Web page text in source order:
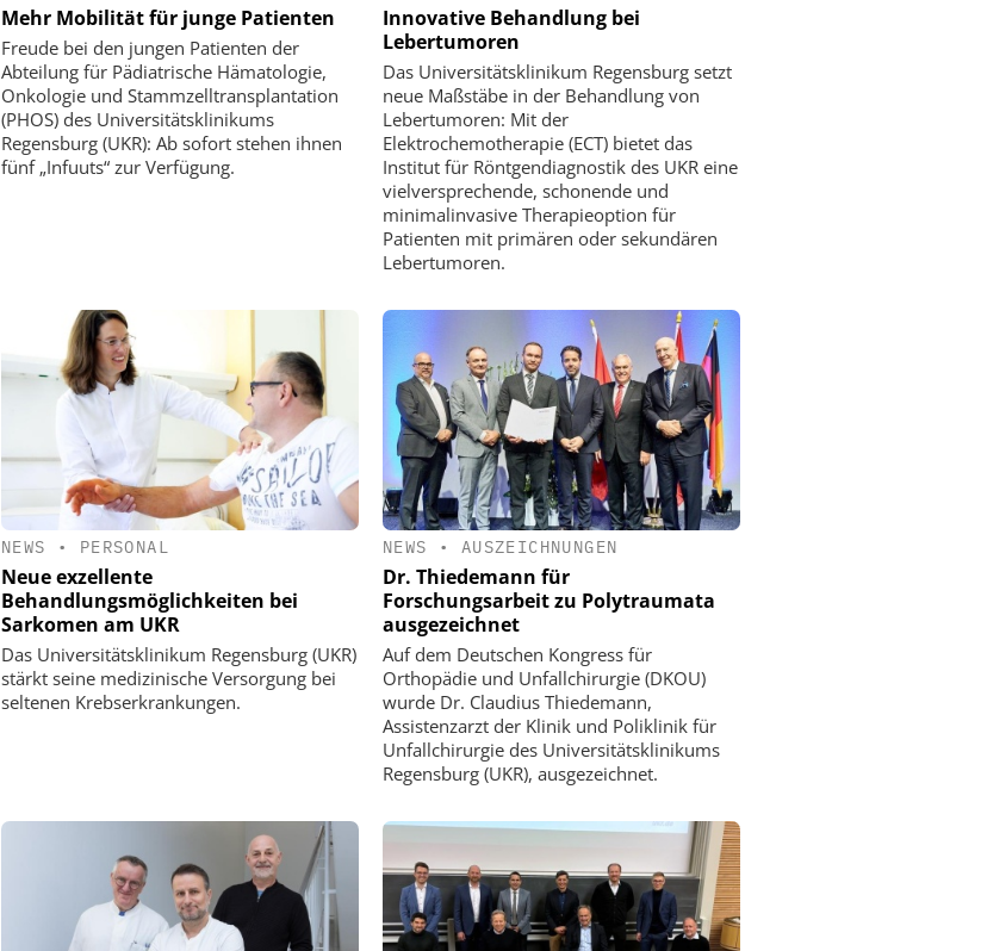
Mehr Mobilität für junge Patienten
Freude bei den jungen Patienten der
Abteilung für Pädiatrische Hämatologie,
Onkologie und Stammzelltransplantation
(PHOS) des Universitätsklinikums
Regensburg (UKR): Ab sofort stehen ihnen
fünf „Infuuts“ zur Verfügung.
Innovative Behandlung bei
Lebertumoren
Das Universitätsklinikum Regensburg setzt
neue Maßstäbe in der Behandlung von
Lebertumoren: Mit der
Elektrochemotherapie (ECT) bietet das
Institut für Röntgendiagnostik des UKR eine
vielversprechende, schonende und
minimalinvasive Therapieoption für
Patienten mit primären oder sekundären
Lebertumoren.
NEWS • PERSONAL
Neue exzellente
Behandlungsmöglichkeiten bei
Sarkomen am UKR
Das Universitätsklinikum Regensburg (UKR)
stärkt seine medizinische Versorgung bei
seltenen Krebserkrankungen.
NEWS • AUSZEICHNUNGEN
Dr. Thiedemann für
Forschungsarbeit zu Polytraumata
ausgezeichnet
Auf dem Deutschen Kongress für
Orthopädie und Unfallchirurgie (DKOU)
wurde Dr. Claudius Thiedemann,
Assistenzarzt der Klinik und Poliklinik für
Unfallchirurgie des Universitätsklinikums
Regensburg (UKR), ausgezeichnet.